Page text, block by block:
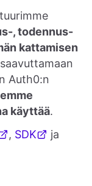
, todennus-
kattamisen
Auth0:n
käyttää.
, SDK
ja